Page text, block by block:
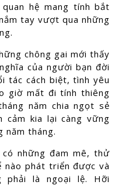
hệ mang tính bắt
tay vượt qua những
chông gai mới thấy
của người bạn đời
tác cách biệt, tình yêu
giờ mất đi tính thiêng
năm chia ngọt sẻ
cảm kia lại càng vững
năm tháng.
có những đam mê, thử
nào phát triển được và
phải là ngoại lệ. Hỡi